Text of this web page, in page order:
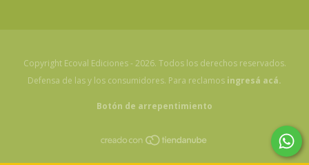
Copyright Ecoval Ediciones - 2026. Todos los derechos reservados.
Defensa de las y los consumidores. Para reclamos ingresá acá.
Botón de arrepentimiento